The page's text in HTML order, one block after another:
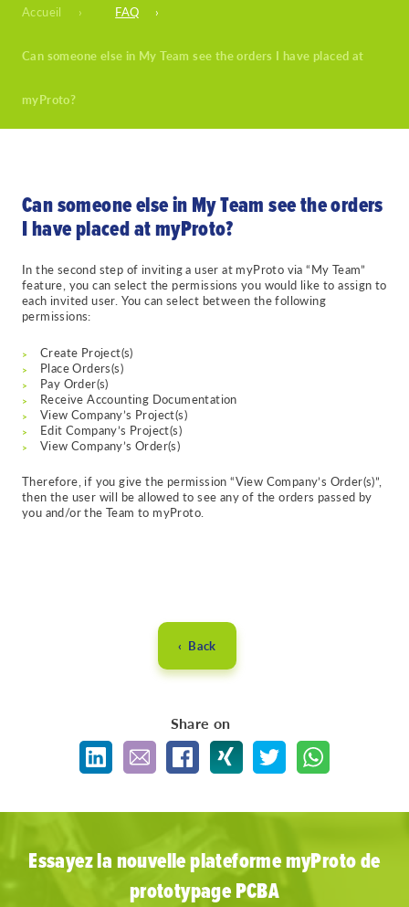
Accueil › FAQ ›
Can someone else in My Team see the orders I have placed at
myProto?
Can someone else in My Team see the orders
I have placed at myProto?
In the second step of inviting a user at myProto via “My Team”
feature, you can select the permissions you would like to assign to
each invited user. You can select between the following
permissions:
Create Project(s)
Place Orders(s)
Pay Order(s)
Receive Accounting Documentation
View Company’s Project(s)
Edit Company’s Project(s)
View Company’s Order(s)
Therefore, if you give the permission “View Company’s Order(s)”,
then the user will be allowed to see any of the orders passed by
you and/or the Team to myProto.
‹ Back
Share on
Essayez la nouvelle plateforme myProto de
prototypage PCBA